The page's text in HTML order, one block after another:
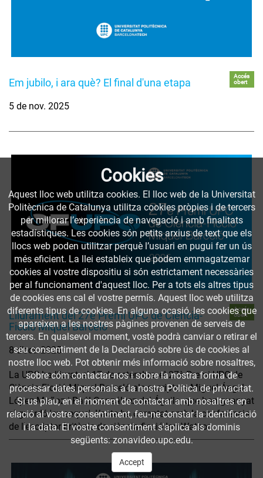
Em jubilo, i ara què? El final d'una etapa
Accés
obert
5 de nov. 2025
Lliurament del 27è Premi UPC de Ciència-
Ficció Miquel Barceló
Accés
obert
8 d’oct. 2025
La UPC ha lliurat, el 17 de setembre, el 27è Premi UPC de
Ciència-Ficció Miquel Barceló als escriptors Miguel Ángel
López Muñoz i Raúl Gonzálvez del Águila, que han guanyat
el guardó 'ex aequo'. L’acte ha comptat amb la conferència
de l'escriptor britànic de ciència-ficció Ian Watson.
Cookies
Aquest lloc web utilitza cookies. El lloc web de la Universitat
Politècnica de Catalunya utilitza cookies pròpies i de tercers
per millorar l’experiència de navegació i amb finalitats
estadístiques. Les cookies són petits arxius de text que els
llocs web poden utilitzar perquè l’usuari en pugui fer un ús
més eficient. La llei estableix que podem emmagatzemar
cookies al vostre dispositiu si són estrictament necessàries
per al funcionament d'aquest lloc. Per a tots els altres tipus
de cookies ens cal el vostre permís. Aquest lloc web utilitza
diferents tipus de cookies. En alguna ocasió, les cookies que
apareixen a les nostres pàgines provenen de serveis de
tercers. En qualsevol moment, vostè podrà canviar o retirar el
seu consentiment de la Declaració sobre ús de cookies al
nostre lloc web. Pot obtenir més informació sobre nosaltres,
sobre cóm contactar-nos i sobre la nostra forma de
processar dates personals a la nostra Política de privacitat.
Si us plau, en el moment de contactar amb nosaltres en
relació al vostre consentiment, feu-ne constar la identificació
i la data. El vostre consentiment s'aplica als dominis
següents: zonavideo.upc.edu.
Accept